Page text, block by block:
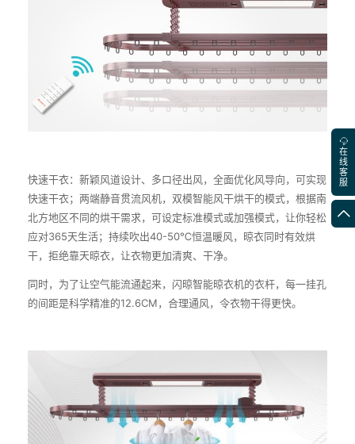
快速干衣：新颖风道设计、多口径出风，全面优化风导向，可实现
快速干衣；两端静音贯流风机，双模智能风干烘干的模式，根据南
北方地区不同的烘干需求，可设定标准模式或加强模式，让你轻松
应对365天生活；持续吹出40-50℃恒温暖风，晾衣同时有效烘
干，拒绝靠天晾衣，让衣物更加清爽、干净。
同时，为了让空气能流通起来，闪晾智能晾衣机的衣杆，每一挂孔
的间距是科学精准的12.6CM，合理通风，令衣物干得更快。
在
线
客
服